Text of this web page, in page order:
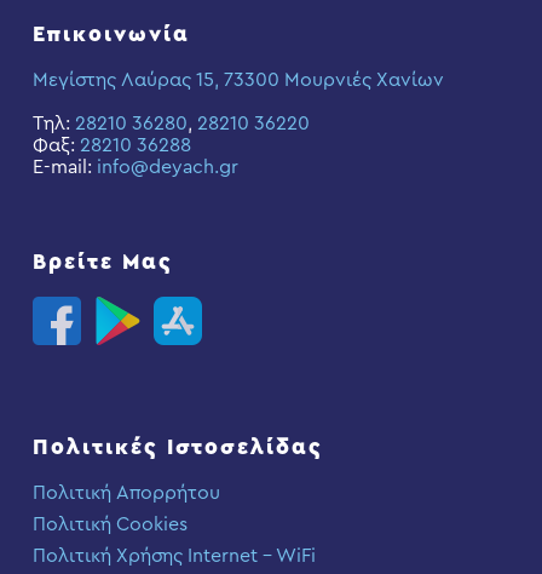
Επικοινωνία
Μεγίστης Λαύρας 15, 73300 Μουρνιές Χανίων
Τηλ: 28210 36280, 28210 36220
Φαξ: 28210 36288
E-mail: info@deyach.gr
Βρείτε Μας
Πολιτικές Ιστοσελίδας
Πολιτική Απορρήτου
Πολιτική Cookies
Πολιτική Χρήσης Internet – WiFi